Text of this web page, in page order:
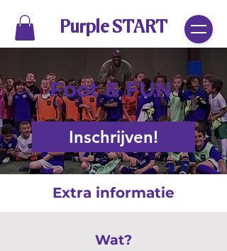
Purple START
Foot & FUN
Inschrijven!
Extra informatie
Wat?